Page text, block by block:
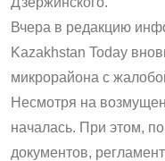
Вчера в редакцию
Kazakhstan Today
микрорайона с
Несмотря на
началась. При этом,
документов,